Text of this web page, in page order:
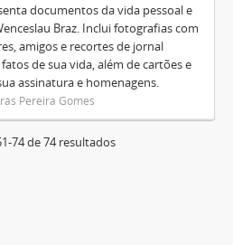
documentos da vida pessoal e
Braz. Inclui fotografias com
amigos e recortes de jornal
de sua vida, além de cartões e
assinatura e homenagens.
Pereira Gomes
74 de 74 resultados